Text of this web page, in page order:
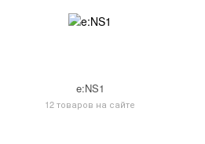
e:NS1
12 товаров на сайте